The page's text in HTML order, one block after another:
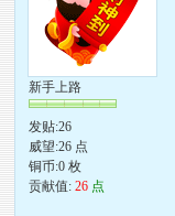
新手上路
发贴:26
威望:26 点
铜币:0 枚
贡献值:26 点